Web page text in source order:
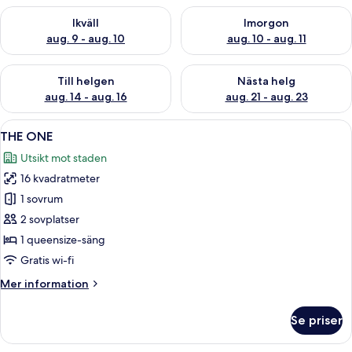
Ikväll
aug. 9 - aug. 10
Kontrollera tillgängligheten för ikväll aug. 9 - aug. 10
Imorgon
aug. 10 - aug. 11
Kontrollera tillgängligheten
Till helgen
aug. 14 - aug. 16
Kontrollera tillgängligheten för den här helgen aug. 14 - aug.
Nästa helg
aug. 21 - aug. 23
Kontrollera tillgängligheten
Öppna
alla
foton
för
THE
ONE
Ett hotellrum med en stor säng, ett
7
THE ONE
Utsikt mot staden
16 kvadratmeter
1 sovrum
2 sovplatser
1 queensize-säng
Gratis wi-fi
Mer information
Mer
ONE
Se priser